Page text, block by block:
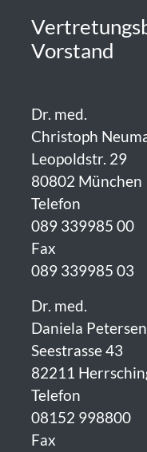
Vorstand
Dr. med.
Christoph
Leopoldstr. 29
80802 München
Telefon
089 339985 00
Fax
089 339985 03
Dr. med.
Daniela
Seestrasse 43
82211
Telefon
08152 998800
Fax